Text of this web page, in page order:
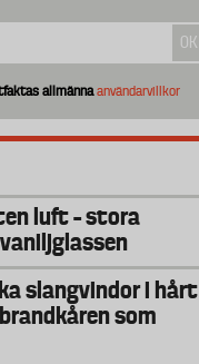
allmännaanvändarvillkor
luft – stora
slangvindor i hårt
som